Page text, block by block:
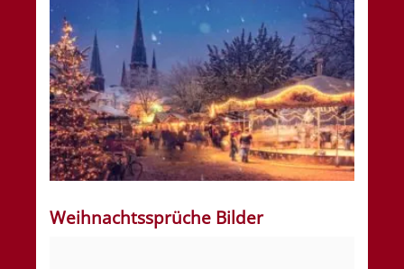
Weihnachtssprüche Bilder